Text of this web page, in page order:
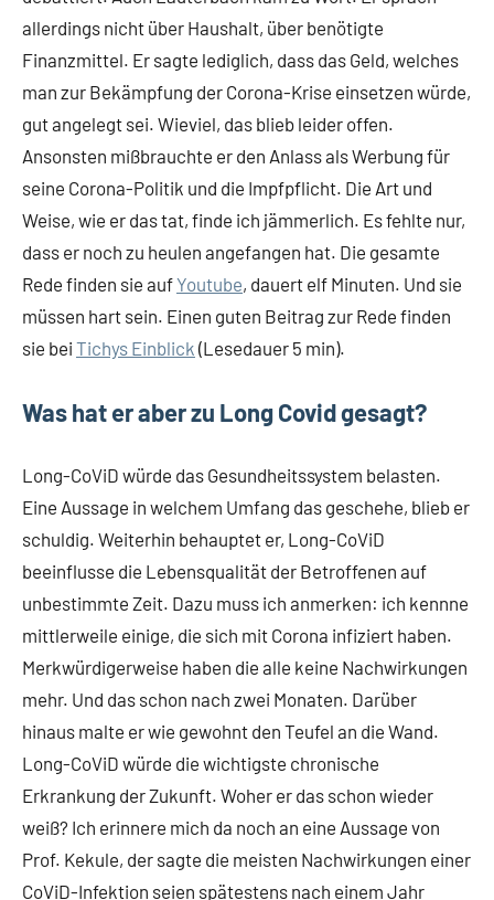
allerdings nicht über Haushalt, über benötigte
Finanzmittel. Er sagte lediglich, dass das Geld, welches
man zur Bekämpfung der Corona-Krise einsetzen würde,
gut angelegt sei. Wieviel, das blieb leider offen.
Ansonsten mißbrauchte er den Anlass als Werbung für
seine Corona-Politik und die Impfpflicht. Die Art und
Weise, wie er das tat, finde ich jämmerlich. Es fehlte nur,
dass er noch zu heulen angefangen hat. Die gesamte
Rede finden sie aufYoutube, dauert elf Minuten. Und sie
müssen hart sein. Einen guten Beitrag zur Rede finden
sie bei Tichys Einblick (Lesedauer 5 min).
Was hat er aber zu Long Covid gesagt?
Long-CoViD würde das Gesundheitssystem belasten.
Eine Aussage in welchem Umfang das geschehe, blieb er
schuldig. Weiterhin behauptet er, Long-CoViD
beeinflusse die Lebensqualität der Betroffenen auf
unbestimmte Zeit. Dazu muss ich anmerken: ich kennne
mittlerweile einige, die sich mit Corona infiziert haben.
Merkwürdigerweise haben die alle keine Nachwirkungen
mehr. Und das schon nach zwei Monaten. Darüber
hinaus malte er wie gewohnt den Teufel an die Wand.
Long-CoViD würde die wichtigste chronische
Erkrankung der Zukunft. Woher er das schon wieder
weiß? Ich erinnere mich da noch an eine Aussage von
Prof. Kekule, der sagte die meisten Nachwirkungen einer
CoViD-Infektion seien spätestens nach einem Jahr